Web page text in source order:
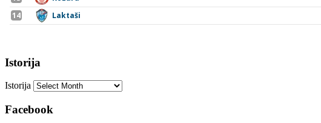
Istorija
Istorija
Facebook